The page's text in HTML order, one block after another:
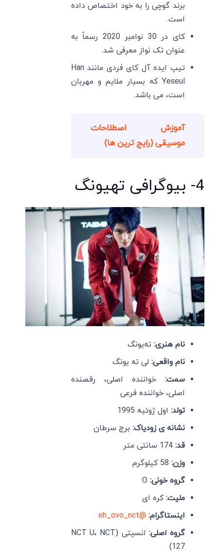
برند گوچی را به خود اختصاص داده
است.
کای در 30 نوامبر 2020 رسماً به
عنوان تک نواز معرفی شد.
تیپ ایده آل کای فردی مانند Han
Yeseul که بسیار ملایم و مهربان
است، می باشد.
آموزش اصطلاحات
موسیقی (رایج ترین ها)
4- بیوگرافی ته‎یونگ
نام هنری: ته‌یونگ
نام واقعی: لی ته یونگ
سمت: خواننده اصلی، رقصنده
اصلی، خواننده فرعی
تولد: اول ژوئیه 1995
نشانه ی زودیاک: برج سرطان
قد:
وزن:
گروه خونی:
ملیت:کره ای
اینستاگرام: @eh_ovo_nct
گروه اصلی:
انسیتی (NCT U، NCT
127)